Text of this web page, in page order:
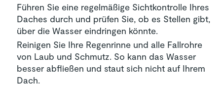
Führen Sie eine regelmäßige Sichtkontrolle Ihres
Daches durch und prüfen Sie, ob es Stellen gibt,
über die Wasser eindringen könnte.
Reinigen Sie Ihre Regenrinne und alle Fallrohre
von Laub und Schmutz. So kann das Wasser
besser abfließen und staut sich nicht auf Ihrem
Dach.